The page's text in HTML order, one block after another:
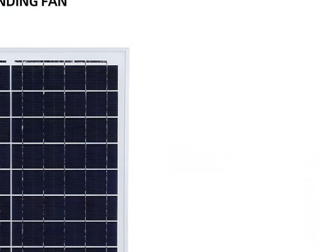
hingga 23%. Ini berarti
sinar matahari lebih cepat,
dalam kondisi cahaya
langsung.
berkapasitas ekstra besar, yang
14 jam dengan sekali pengisian
pengaturan kecepatan. Baterai
6 jam di bawah sinar matahari